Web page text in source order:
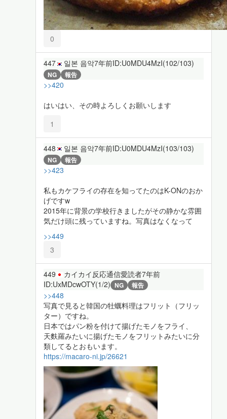
0
447 일본 음악7年前ID:U0MDU4MzI(102/103)
NG 報告
>>420
はいはい、その時よろしくお願いします
1
448 일본 음악7年前ID:U0MDU4MzI(103/103)
NG 報告
>>423
私もカケフライの存在を知ってたのはK-ONのおか
げですw
2015年に背景の学校行きましたがその静かな雰囲
気だけ頭に残っていますね。写真はなくなって
>>449
3
449 カイカイ反応通信愛読者7年前
ID:UxMDcwOTY(1/2) NG 報告
>>448
写真で見ると韓国の牡蠣料理はフリット（フリッ
ター）ですね。
日本ではパン粉を付けて揚げたモノをフライ、
天麩羅みたいに揚げたモノをフリットみたいに分
類してるとおもいます。
https://macaro-ni.jp/26621